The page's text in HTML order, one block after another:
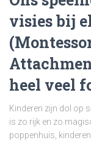
visies bij
heel veel
Kinderen zijn dol op
is zo rijk en zo
poppenhuis,